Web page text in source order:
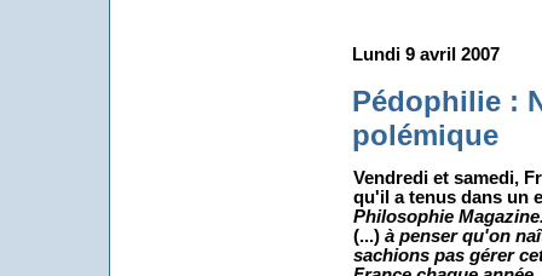
Lundi 9 avril 2007
Pédophilie :
polémique
Vendredi et samedi,
qu'il a tenus dans un
Philosophie
(...) à penser qu'on
sachions pas gérer